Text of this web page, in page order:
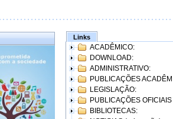
Links
ACADÊMICO:
DOWNLOAD:
ADMINISTRATIVO:
PUBLICAÇÕES
LEGISLAÇÃO:
PUBLICAÇÕES
BIBLIOTECAS: